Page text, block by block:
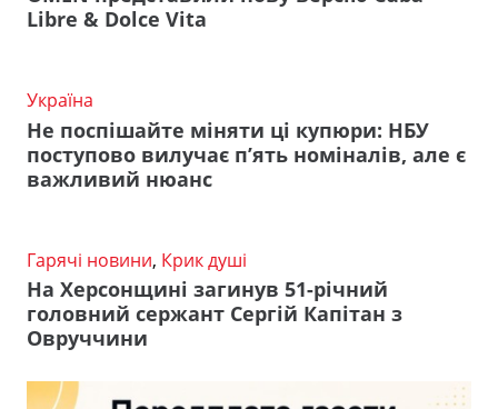
Libre & Dolce Vita
Україна
Не поспішайте міняти ці купюри: НБУ
поступово вилучає п’ять номіналів, але є
важливий нюанс
Гарячі новини, Крик душі
На Херсонщині загинув 51-річний
головний сержант Сергій Капітан з
Овруччини